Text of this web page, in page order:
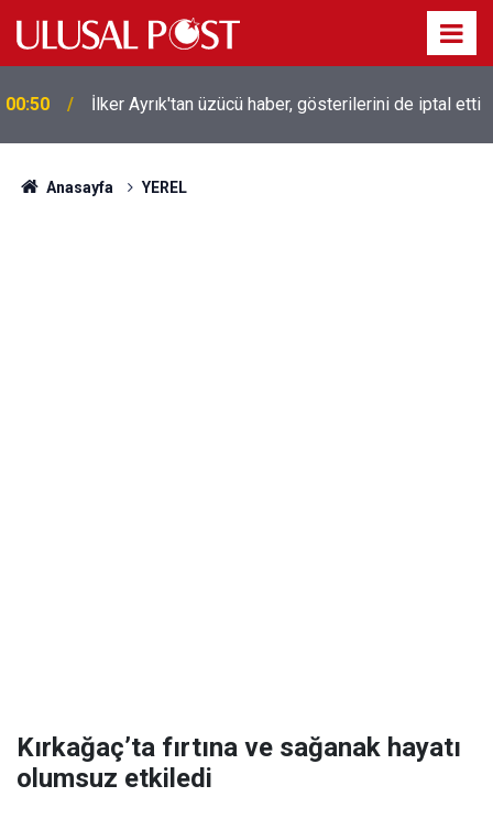
00:50 İlker Ayrık'tan üzücü haber, gösterilerini de iptal etti
00:39
Liverpool efsanesi Mısırlı yıldız Mohamed Salah
Trabzonspor ile anlaştı! Yarın geliyor
Anasayfa YEREL
Kırkağaç’ta fırtına ve sağanak hayatı
olumsuz etkiledi